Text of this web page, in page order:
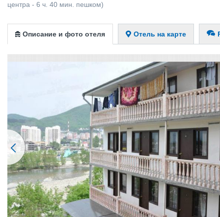
центра - 6 ч. 40 мин. пешком)
Описание и фото отеля Отель на карте